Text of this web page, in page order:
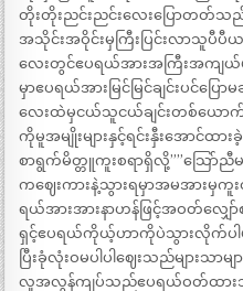
တိုးတိုးညင်းညင်းလေးပြောတတ်သ
အသိုင်းအဝိုင်းမှကြီးပြင်းလာသူ
လေးတွင်ဧပရယ်အားအကြီးအကျ
မှာဧပရယ်အားမြင်မြင်ချင်းပင်ပြ
လေးထဲမှငယ်သူငယ်ချင်းတစ်ယေ
ကိုမူအမျိုးများနှင့်ရင်းနှီးအောင်ထ
စာရွက်မိတ္တူကူးစရာရှိလို့””သြော်ညီ
ကဈေးကားနဲ့သွားရမှာအမအားမှ
ရယ်အားအားနာဟန်ဖြင့်အဝတ်လျှေ
ရှင့်ဧပရယ်ကိုယ့်ဟာကိုပဲသွားလိုက်ပါမယ်
ပြီးခုံလုံးဝမပါပါဈေးသည်များသာမ
လူအလွန်ကျပ်သည်ဧပရယ်ဝတ်ထား